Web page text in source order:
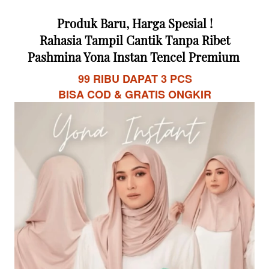
Produk Baru, Harga Spesial !
Rahasia Tampil Cantik Tanpa Ribet
Pashmina Yona Instan Tencel Premium
99 RIBU DAPAT 3 PCS
BISA COD & GRATIS ONGKIR